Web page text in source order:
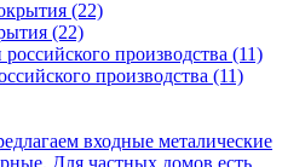
(22)
производства (11)
входные металические
Для частных домов есть